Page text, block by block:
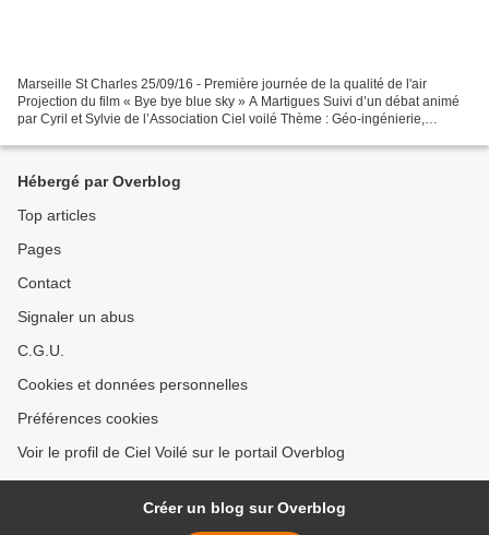
Marseille St Charles 25/09/16 - Première journée de la qualité de l'air
Projection du film « Bye bye blue sky » A Martigues Suivi d’un débat animé
par Cyril et Sylvie de l’Association Ciel voilé Thème : Géo-ingénierie,
Hébergé par Overblog
Top articles
Pages
Contact
Signaler un abus
C.G.U.
Cookies et données personnelles
Préférences cookies
Voir le profil de Ciel Voilé sur le portail Overblog
Créer un blog sur Overblog